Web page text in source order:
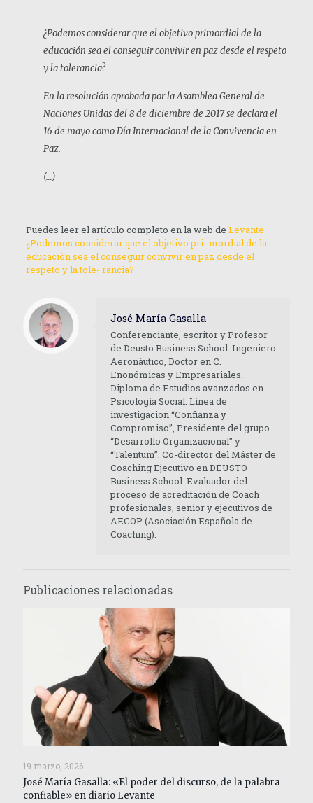
¿Podemos considerar que el objetivo primordial de la
educación sea el conseguir convivir en paz desde el respeto
y la tolerancia?
En la resolución aprobada por la Asamblea General de
Naciones Unidas del 8 de diciembre de 2017 se declara el
16 de mayo como Día Internacional de la Convivencia en
Paz.
(…)
Puedes leer el artículo completo en la web de Levante –
¿Podemos considerar que el objetivo pri- mordial de la
educación sea el conseguir convivir en paz desde el
respeto y la tole- rancia?
José María Gasalla
Conferenciante, escritor y Profesor
de Deusto Business School. Ingeniero
Aeronáutico, Doctor en C.
Enonómicas y Empresariales.
Diploma de Estudios avanzados en
Psicología Social. Línea de
investigacion “Confianza y
Compromiso”, Presidente del grupo
“Desarrollo Organizacional” y
“Talentum”. Co-director del Máster de
Coaching Ejecutivo en DEUSTO
Business School. Evaluador del
proceso de acreditación de Coach
profesionales, senior y ejecutivos de
AECOP (Asociación Española de
Coaching).
Publicaciones relacionadas
19 marzo, 2026
José María Gasalla: «El poder del discurso, de la palabra
confiable» en diario Levante